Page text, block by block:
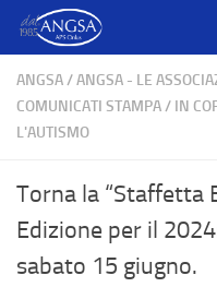
Salta al contenuto
ANGSA/ANGSA - LE
COMUNICATI STAMPA/ IN
L'AUTISMO
Torna la “Staffetta
Edizione per il
sabato 15 giugno.